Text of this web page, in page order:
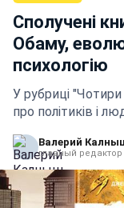
Сполучені
Обаму,
психологію
У рубриці
про політиків і
Валерий
главный